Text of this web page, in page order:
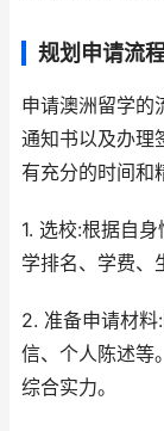
规划申请流
申请澳洲留学的
通知书以及办理
有充分的时间和
1. 选校:根据自
学排名、学费、
2. 准备申请材
信、个人陈述等
综合实力。